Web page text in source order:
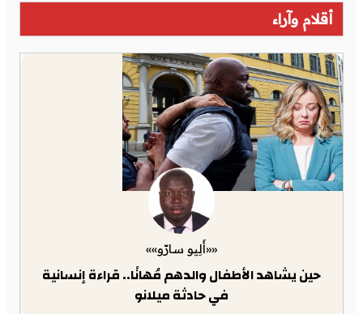
أقلام وآراء
««أَلِيو سارّو»»
حين يشاهد الأطفال والدهم مُهانًا.. قراءة إنسانية
في حادثة ميلانو